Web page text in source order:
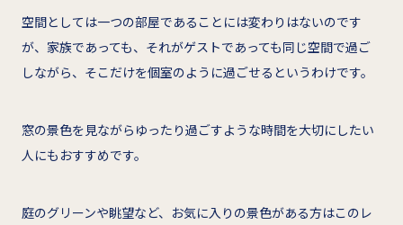
空間としては一つの部屋であることには変わりはないのです
が、家族であっても、それがゲストであっても同じ空間で過ご
しながら、そこだけを個室のように過ごせるというわけです。
窓の景色を見ながらゆったり過ごすような時間を大切にしたい
人にもおすすめです。
庭のグリーンや眺望など、お気に入りの景色がある方はこのレ